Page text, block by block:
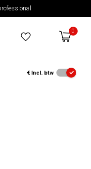
0
€ Incl. btw